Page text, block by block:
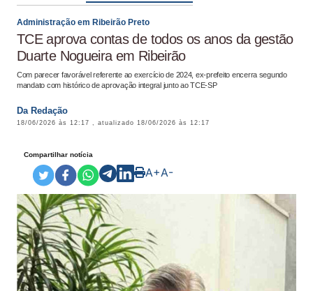
Administração em Ribeirão Preto
TCE aprova contas de todos os anos da gestão
Duarte Nogueira em Ribeirão
Com parecer favorável referente ao exercício de 2024, ex-prefeito encerra segundo
mandato com histórico de aprovação integral junto ao TCE-SP
Da Redação
18/06/2026 às 12:17 , atualizado 18/06/2026 às 12:17
Compartilhar notícia
A+A-